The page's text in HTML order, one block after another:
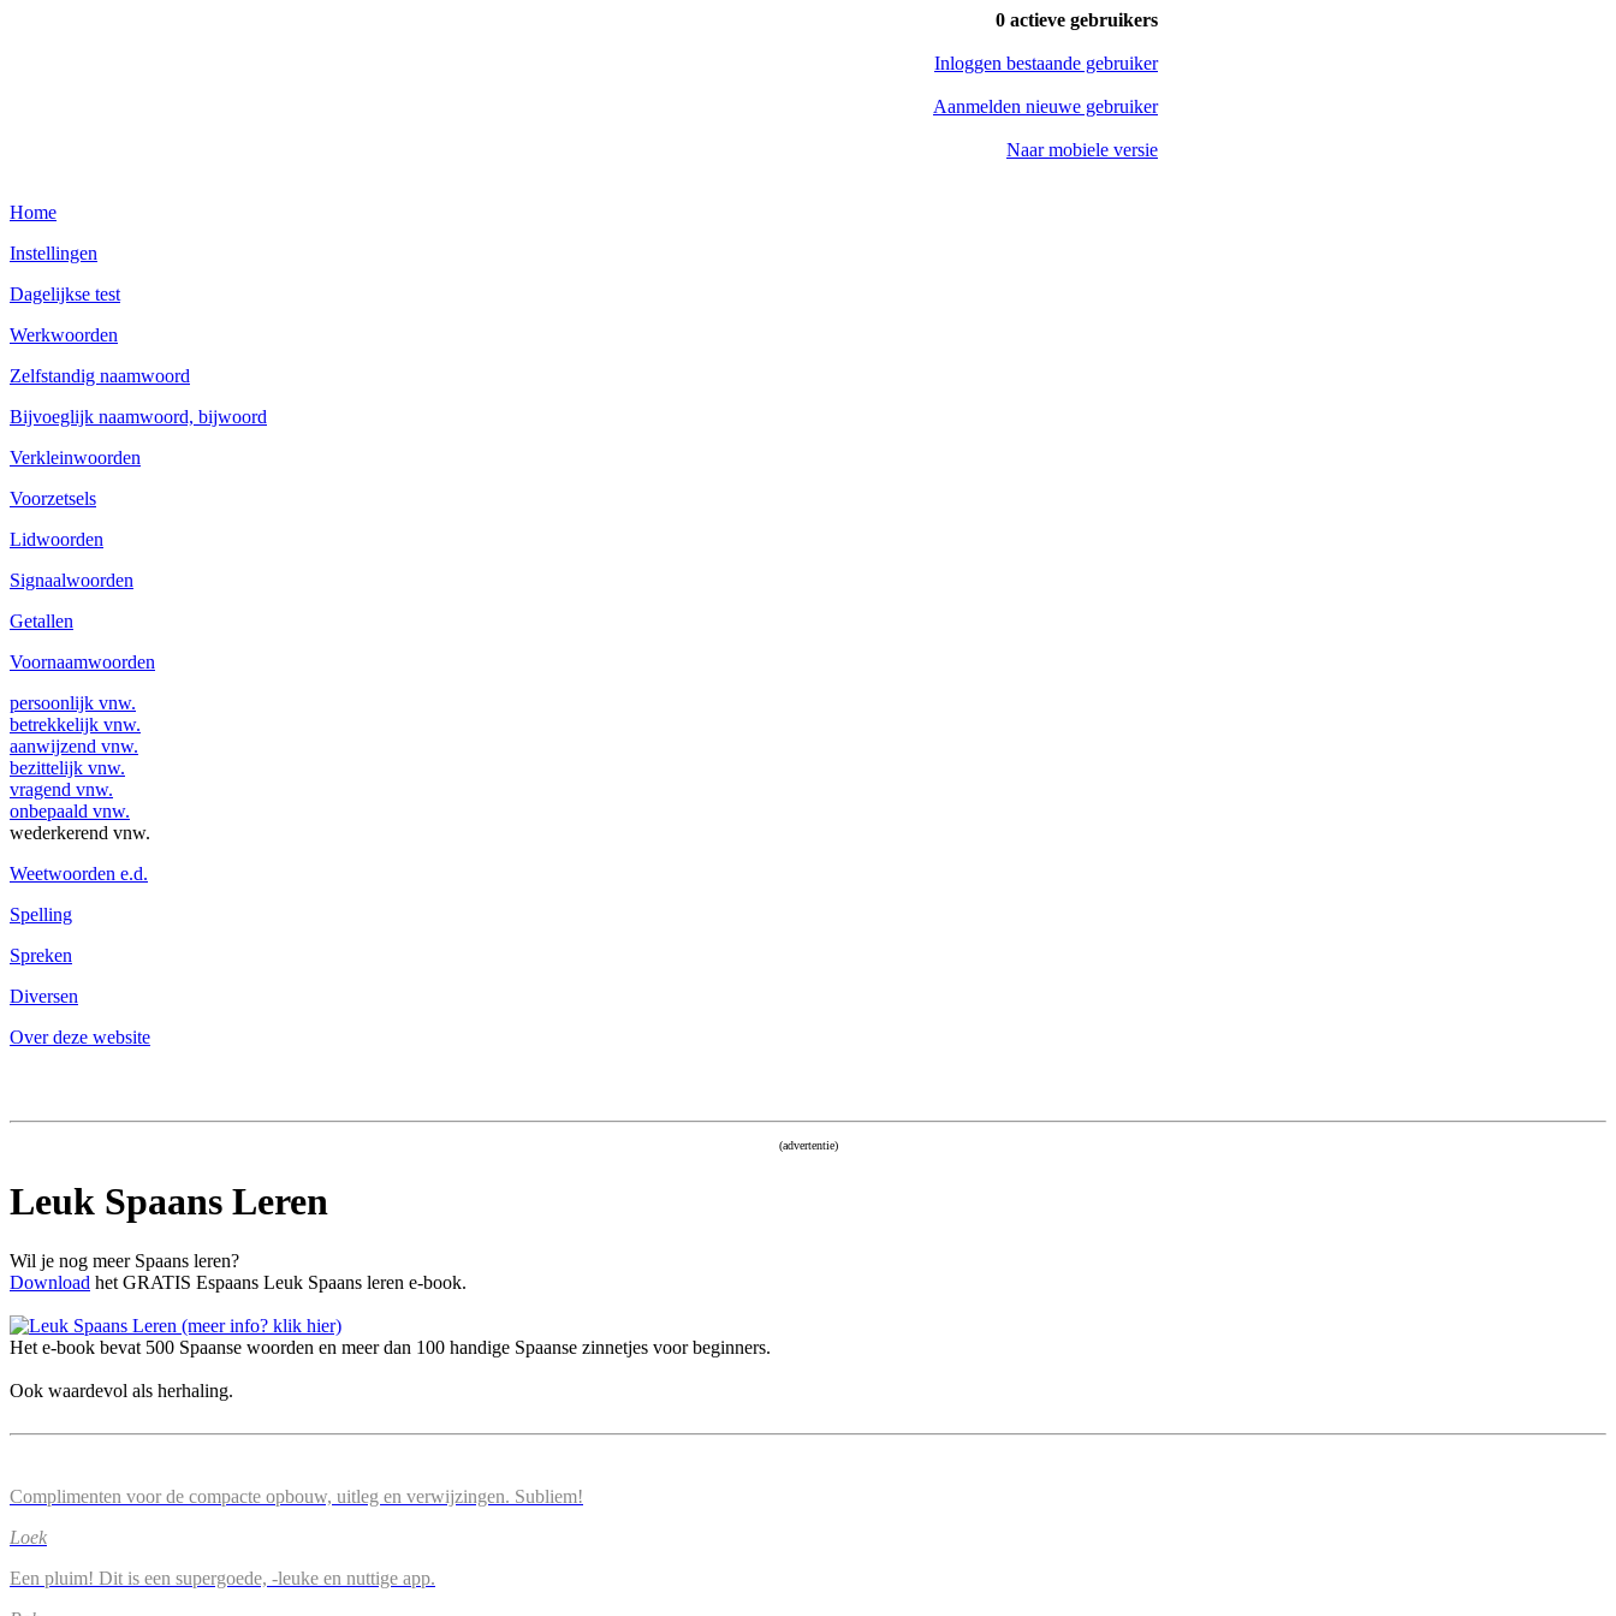
0 actieve gebruikers
Inloggen bestaande gebruiker
Aanmelden nieuwe gebruiker
Naar mobiele versie
Home
Instellingen
Dagelijkse test
Werkwoorden
Zelfstandig naamwoord
Bijvoeglijk naamwoord, bijwoord
Verkleinwoorden
Voorzetsels
Lidwoorden
Signaalwoorden
Getallen
Voornaamwoorden
persoonlijk vnw.
betrekkelijk vnw.
aanwijzend vnw.
bezittelijk vnw.
vragend vnw.
onbepaald vnw.
wederkerend vnw.
Weetwoorden e.d.
Spelling
Spreken
Diversen
Over deze website
(advertentie)
Leuk Spaans Leren
Wil je nog meer Spaans leren?
Download het GRATIS Espaans Leuk Spaans leren e-book.
Het e-book bevat 500 Spaanse woorden en meer dan 100 handige Spaanse zinnetjes voor beginners.
Ook waardevol als herhaling.
Complimenten voor de compacte opbouw, uitleg en verwijzingen. Subliem!
Loek
Een pluim! Dit is een supergoede, -leuke en nuttige app.